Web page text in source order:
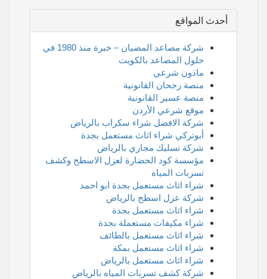
أحدث المواقع
شركة مصاعد المضيان – خبرة منذ 1980 في
حلول المصاعد بالكويت
ماذون شرعي
منصة رجحان القانونية
منصة عسير القانونية
موقع شرعي الأردن
شركة الافضل شراء سكراب بالرياض
أبوتركي شراء اثاث مستعمل بجدة
شركة تسليك مجاري بالرياض
مؤسسة كود الحضارة لعزل الاسطح وكشف
تسربات المياه
شراء اثاث مستعمل بجدة ابو احمد
شركة عزل اسطح بالرياض
شراء اثاث مستعمل بجدة
شراء مكيفات مستعملة بجدة
شراء اثاث مستعمل بالطائف
شراء اثاث مستعمل بمكة
شراء اثاث مستعمل بالرياض
شركة كشف تسربات المياه بالرياض